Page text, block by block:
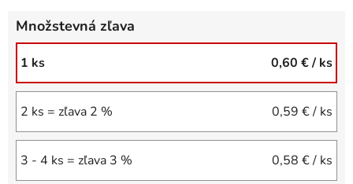
Množstevná zľava
1 ks 0,60 €/ ks
2 ks = zľava 2 % 0,59 €/ ks
3 - 4 ks = zľava 3 % 0,58 €/ ks